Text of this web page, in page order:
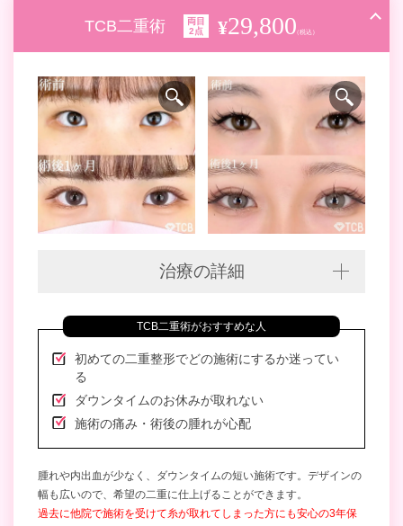
TCB二重術
両目
2点
29,800（税込）
治療の詳細
TCB二重術がおすすめな人
初めての二重整形でどの施術にするか迷ってい
る
ダウンタイムのお休みが取れない
施術の痛み・術後の腫れが心配
腫れや内出血が少なく、ダウンタイムの短い施術です。デザインの
幅も広いので、希望の二重に仕上げることができます。
過去に他院で施術を受けて糸が取れてしまった方にも安心の3年保